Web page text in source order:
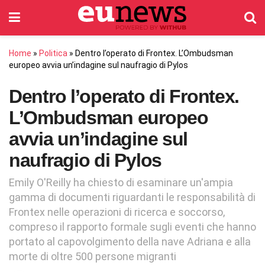
Home » Politica » Dentro l’operato di Frontex. L’Ombudsman
europeo avvia un’indagine sul naufragio di Pylos
Dentro l’operato di Frontex.
L’Ombudsman europeo
avvia un’indagine sul
naufragio di Pylos
Emily O'Reilly ha chiesto di esaminare un'ampia
gamma di documenti riguardanti le responsabilità di
Frontex nelle operazioni di ricerca e soccorso,
compreso il rapporto formale sugli eventi che hanno
portato al capovolgimento della nave Adriana e alla
morte di oltre 500 persone migranti